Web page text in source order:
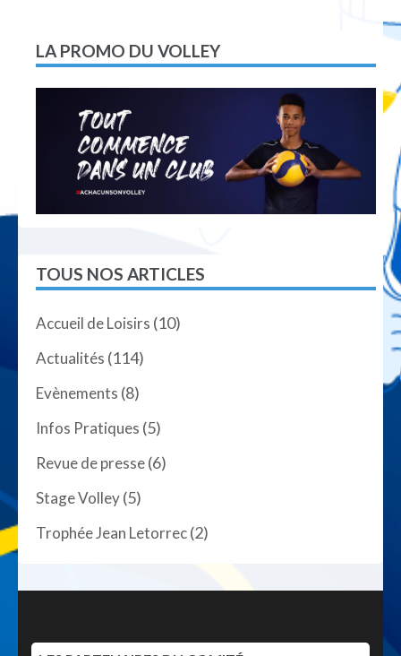
LA PROMO DU VOLLEY
TOUS NOS ARTICLES
Accueil de Loisirs (10)
Actualités (114)
Evènements (8)
Infos Pratiques (5)
Revue de presse(6)
Stage Volley(5)
Trophée Jean Letorrec(2)